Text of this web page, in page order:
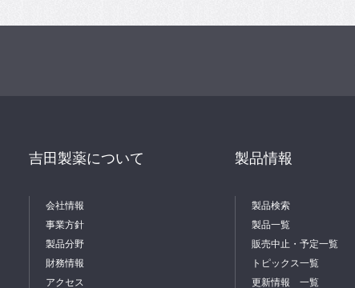
吉田製薬について
会社情報
事業方針
製品分野
財務情報
アクセス
製品情報
製品検索
製品一覧
販売中止・予定一覧
トピックス一覧
更新情報 一覧